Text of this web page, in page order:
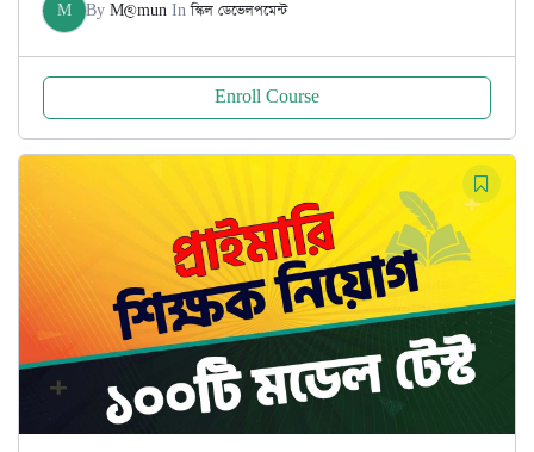
M By M@mun Inস্কিল ডেভেলপমেন্ট
Enroll Course